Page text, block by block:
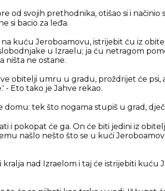
od svojih prethodnika, otišao si i načinio
si bacio za leđa.
kuću Jeroboamovu, istrijebit ću iz
u Izraelu; ja ću netragom
ništa ne ostane.
obitelji umru u gradu, proždrijet će
- Eto tako je Jahve rekao.
domu: tek što nogama stupiš u grad,
i pokopat će ga. On će biti jedini iz
našlo nešto što se u kući
kralja nad Izraelom i taj će istrijebiti kuću